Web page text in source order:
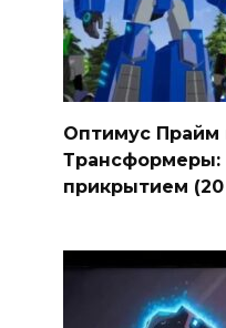
Оптимус Прайм
Трансформеры:
прикрытием (20